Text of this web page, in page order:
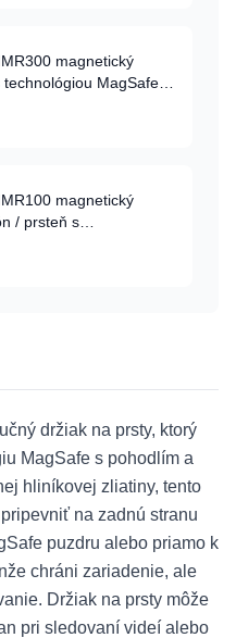
magnetický
MagSafe -
magnetický
/ prsteň s
- sivý
držiak na prsty, ktorý
MagSafe s pohodlím a
hliníkovej zliatiny, tento
na zadnú stranu
puzdru alebo priamo k
chráni zariadenie, ale
Držiak na prsty môže
pri sledovaní videí alebo